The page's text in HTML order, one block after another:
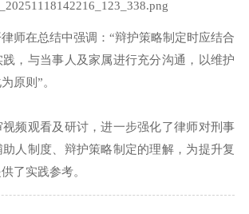
师在总结中强调：“辩护策略制定时应结合
，与当事人及家属进行充分沟通，以维护
原则”。
频观看及研讨，进一步强化了律师对刑事
人制度、辩护策略制定的理解，为提升复
了实践参考。